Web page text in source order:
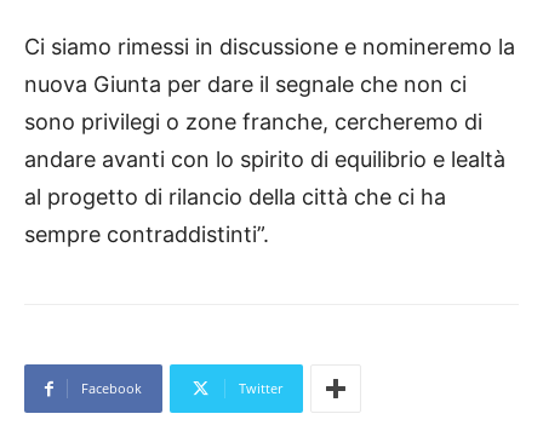
Ci siamo rimessi in discussione e nomineremo la
nuova Giunta per dare il segnale che non ci
sono privilegi o zone franche, cercheremo di
andare avanti con lo spirito di equilibrio e lealtà
al progetto di rilancio della città che ci ha
sempre contraddistinti”.
Facebook Twitter